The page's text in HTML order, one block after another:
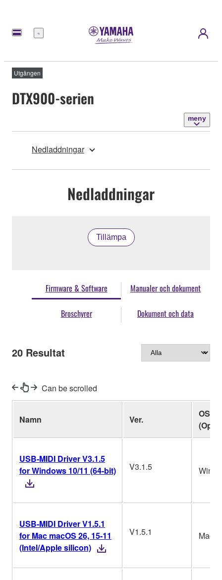
meny
Utgången
DTX900-serien
meny
Nedladdningar
Nedladdningar
Tillämpa
Firmware & Software Manualer och dokument
Broschyrer Dokument och data
20 Resultat
Can be scrolled
Namn Ver.
OS
USB-MIDI Driver V3.1.5
for Windows 10/11 (64-bit)
V3.1.5 Win
USB-MIDI Driver V1.5.1
for Mac macOS 26, 15-11
(Intel/Apple silicon)
V1.5.1 Mac